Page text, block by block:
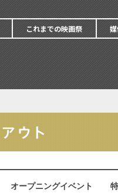
これまでの映画祭
オープニングイベント